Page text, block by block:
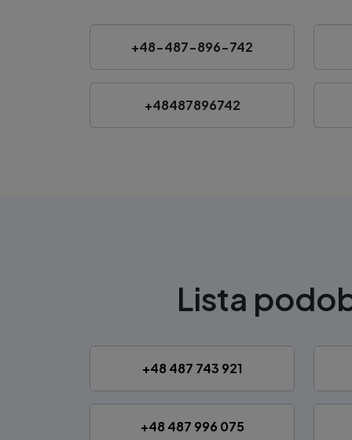
+48-487-896-742
+48487896742
Lista
+48 487 743 921
+48 487 996 075